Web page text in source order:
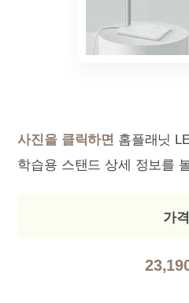
사진을 클릭하면 홈플래닛
학습용 스탠드 상세 정보를
가격